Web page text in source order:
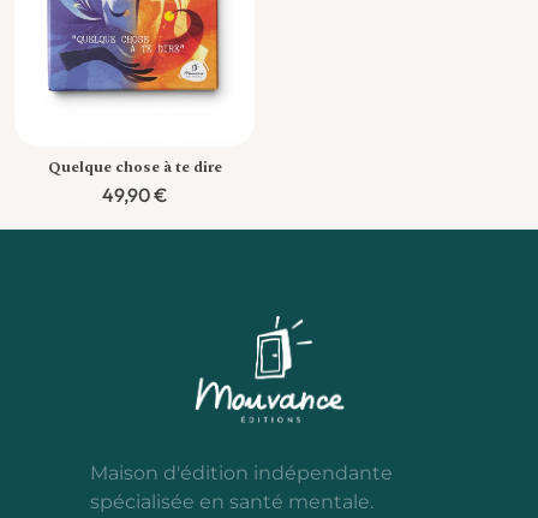
Quelque chose à te dire
49,90€
Maison d'édition indépendante
spécialisée en santé mentale.